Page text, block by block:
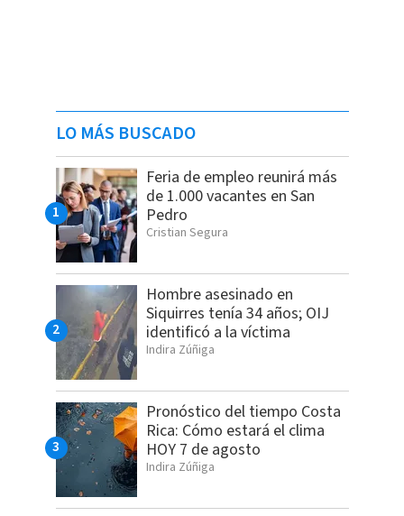
LO MÁS BUSCADO
Feria de empleo reunirá más
de 1.000 vacantes en San
Pedro
Cristian Segura
Hombre asesinado en
Siquirres tenía 34 años; OIJ
identificó a la víctima
Indira Zúñiga
Pronóstico del tiempo Costa
Rica: Cómo estará el clima
HOY 7 de agosto
Indira Zúñiga